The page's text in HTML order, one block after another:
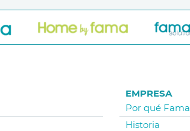
EMPRESA
Por qué Fama
Historia